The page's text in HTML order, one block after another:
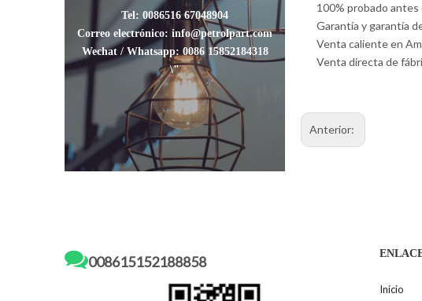
Tel: 0086516 67048904
Correo electrónico: info@petrolpart.com
Wechat / Whatsapp: 0086 15852184318
\"
100% probado antes
Garantía y garantía
Venta caliente en
Venta directa de
Anterior:
008615152188858
Inicio